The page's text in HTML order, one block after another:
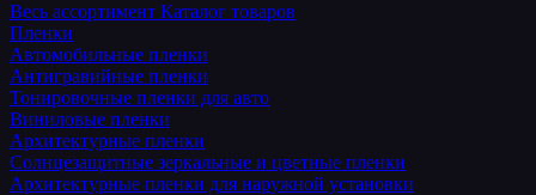
Весь ассортимент Каталог товаров
Пленки
Автомобильные пленки
Антигравийные пленки
Тонировочные пленки для авто
Виниловые пленки
Архитектурные пленки
Солнцезащитные зеркальные и цветные пленки
Архитектурные пленки для наружной установки